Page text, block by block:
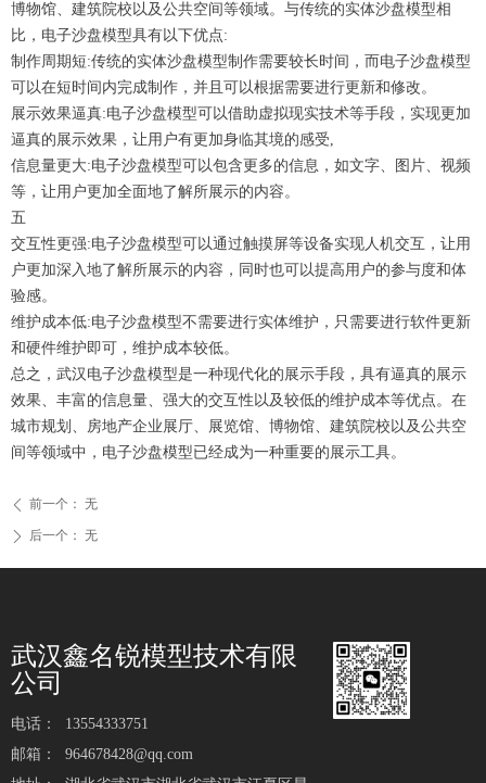
博物馆、建筑院校以及公共空间等领域。与传统的实体沙盘模型相
比，电子沙盘模型具有以下优点:
制作周期短:传统的实体沙盘模型制作需要较长时间，而电子沙盘模型
可以在短时间内完成制作，并且可以根据需要进行更新和修改。
展示效果逼真:电子沙盘模型可以借助虚拟现实技术等手段，实现更加
逼真的展示效果，让用户有更加身临其境的感受,
信息量更大:电子沙盘模型可以包含更多的信息，如文字、图片、视频
等，让用户更加全面地了解所展示的内容。
五
交互性更强:电子沙盘模型可以通过触摸屏等设备实现人机交互，让用
户更加深入地了解所展示的内容，同时也可以提高用户的参与度和体
验感。
维护成本低:电子沙盘模型不需要进行实体维护，只需要进行软件更新
和硬件维护即可，维护成本较低。
总之，武汉电子沙盘模型是一种现代化的展示手段，具有逼真的展示
效果、丰富的信息量、强大的交互性以及较低的维护成本等优点。在
城市规划、房地产企业展厅、展览馆、博物馆、建筑院校以及公共空
间等领域中，电子沙盘模型已经成为一种重要的展示工具。
ꄴ 前一个： 无
ꄲ 后一个： 无
电话：
13554333751
邮箱：
964678428@qq.com
武汉鑫名锐模型技术有限
公司